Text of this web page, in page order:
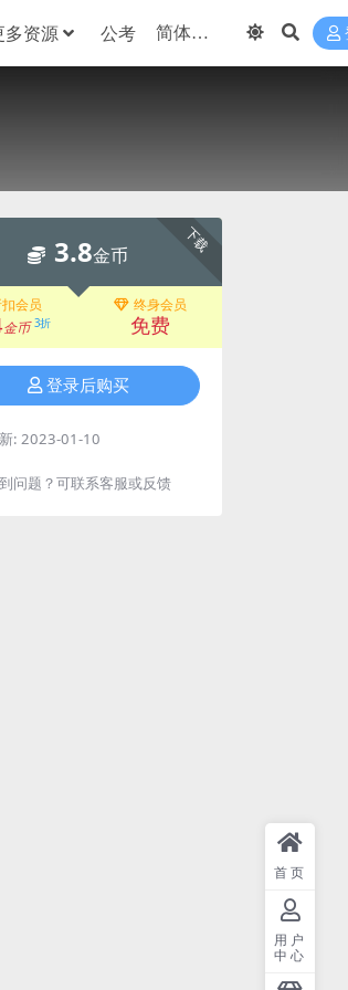
多资源 公考
下载
3.8金币
会员
金币 3折
终身会员
免费
登录后购买
: 2023-01-10
问题？可联系客服或反馈
首页
用户
中心